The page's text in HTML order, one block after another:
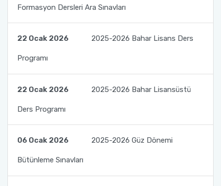
Formasyon Dersleri Ara Sınavları
22 Ocak 2026 2025-2026 Bahar Lisans Ders
Programı
22 Ocak 2026 2025-2026 Bahar Lisansüstü
Ders Programı
06 Ocak 2026 2025-2026 Güz Dönemi
Bütünleme Sınavları